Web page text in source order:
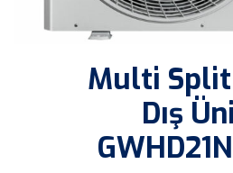
Multi
Dış